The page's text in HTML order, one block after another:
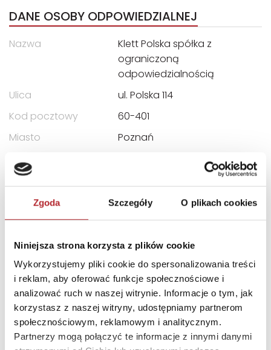
Zgoda Szczegóły O plikach cookies
Niniejsza strona korzysta z plików cookie
Wykorzystujemy pliki cookie do spersonalizowania treści
i reklam, aby oferować funkcje społecznościowe i
analizować ruch w naszej witrynie. Informacje o tym, jak
korzystasz z naszej witryny, udostępniamy partnerom
społecznościowym, reklamowym i analitycznym.
Partnerzy mogą połączyć te informacje z innymi danymi
DANE OSOBY ODPOWIEDZIALNEJ
Nazwa
Klett Polska spółka z
ograniczoną
odpowiedzialnością
Ulica
ul. Polska 114
Kod pocztowy
60-401
Miasto
Poznań
INNI KLIENCI KUPOWALI
Brak danych